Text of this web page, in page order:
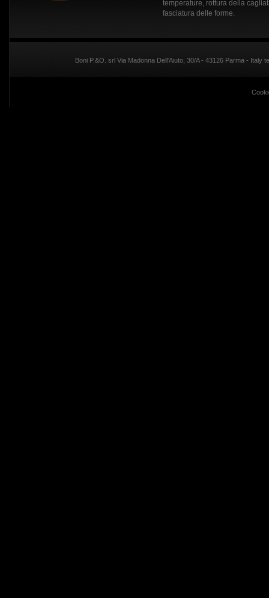
temperature, rottura della
fasciatura delle forme.
Boni P.&O. srl Via Madonna Dell'Aiuto, 30/A - 43126 Parma - Italy